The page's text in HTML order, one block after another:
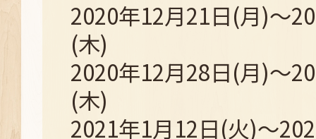
2020年12月21日(月)～
(木)
2020年12月28日(月)～
(木)
2021年1月12日(火)～